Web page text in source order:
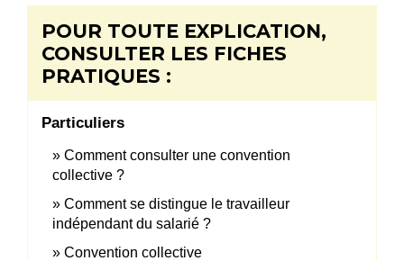
POUR TOUTE EXPLICATION,
CONSULTER LES FICHES
PRATIQUES :
Particuliers
Comment consulter une convention
collective ?
Comment se distingue le travailleur
indépendant du salarié ?
Convention collective